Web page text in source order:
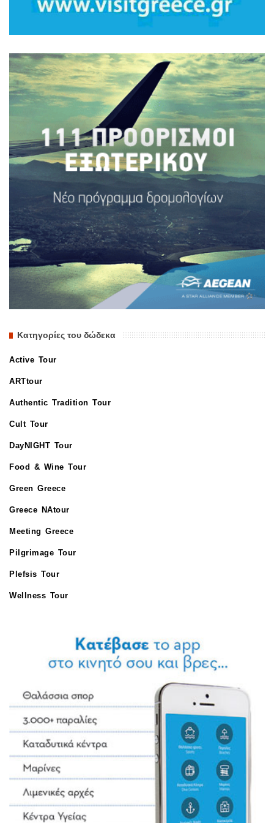
Κατηγορίες του δώδεκα
Active Tour
ARTtour
Authentic Tradition Tour
Cult Tour
DayNIGHT Tour
Food & Wine Tour
Green Greece
Greece NAtour
Meeting Greece
Pilgrimage Tour
Plefsis Tour
Wellness Tour